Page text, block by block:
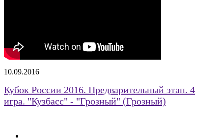
10.09.2016
Кубок России 2016. Предварительный этап. 4
игра. "Кузбасс" - "Грозный" (Грозный)